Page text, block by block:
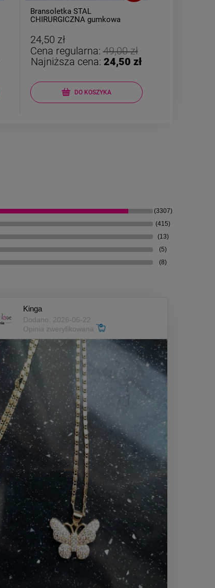
Bransoletka STAL
CHIRURGICZNA gumkowa
24,50 zł
Cena regularna:49,00 zł
Najniższa cena:24,50 zł
DO KOSZYKA
(3307)
(415)
(13)
(5)
(8)
Kinga
Dodano: 2026-06-22
Opinia zweryfikowana